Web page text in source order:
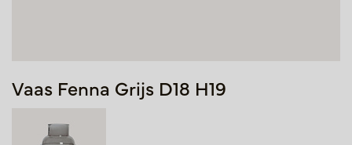
Vaas Fenna Grijs D18 H19